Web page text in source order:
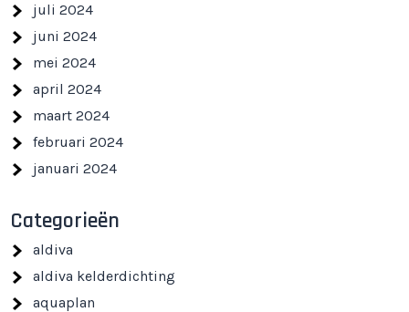
juli 2024
juni 2024
mei 2024
april 2024
maart 2024
februari 2024
januari 2024
Categorieën
aldiva
aldiva kelderdichting
aquaplan